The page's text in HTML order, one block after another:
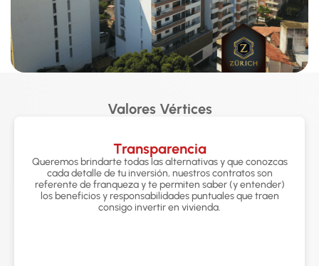
Valores Vértices
Transparencia
Queremos brindarte todas las alternativas y que conozcas
cada detalle de tu inversión, nuestros contratos son
referente de franqueza y te permiten saber (y entender)
los beneficios y responsabilidades puntuales que traen
consigo invertir en vivienda.